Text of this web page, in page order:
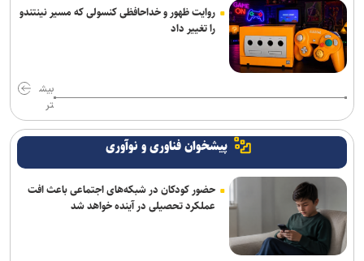
روایت ظهور و خداحافظی کنسولی که مسیر نینتندو
را تغییر داد
بیش
تر
پیشخوان فناوری و نوآوری
حضور کودکان در شبکه‌های اجتماعی باعث افت
عملکرد تحصیلی در آینده خواهد شد